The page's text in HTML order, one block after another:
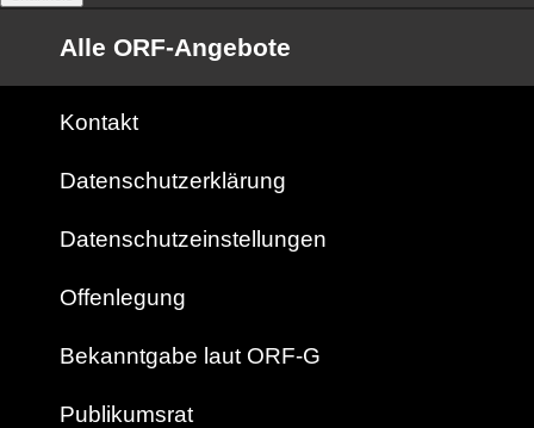
Alle ORF-Angebote
Kontakt
Datenschutzerklärung
Datenschutzeinstellungen
Offenlegung
Bekanntgabe laut ORF-G
Publikumsrat